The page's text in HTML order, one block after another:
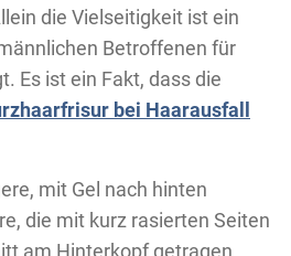
die Vielseitigkeit ist ein
Betroffenen für
Es ist ein Fakt, dass die
bei Haarausfall
mit Gel nach hinten
die mit kurz rasierten Seiten
am Hinterkopf getragen